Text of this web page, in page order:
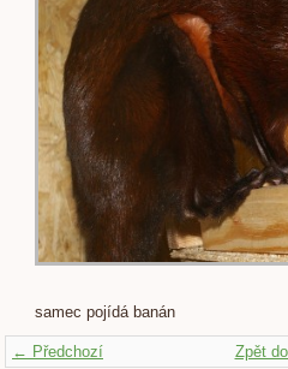
samec pojídá banán
← Předchozí Zpět